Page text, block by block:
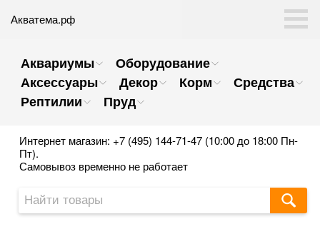
Акватема.рф
Аквариумы
Оборудование
Аксессуары
Декор Корм
Средства
Рептилии
Пруд
Интернет магазин: +7 (495) 144-71-47 (10:00 до 18:00 Пн-
Пт).
Самовывоз временно не работает